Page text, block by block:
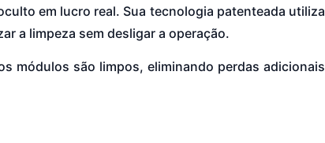
em lucro real. Sua tecnologia patenteada utiliza
a limpeza sem desligar a operação.
módulos são limpos, eliminando perdas adicionais